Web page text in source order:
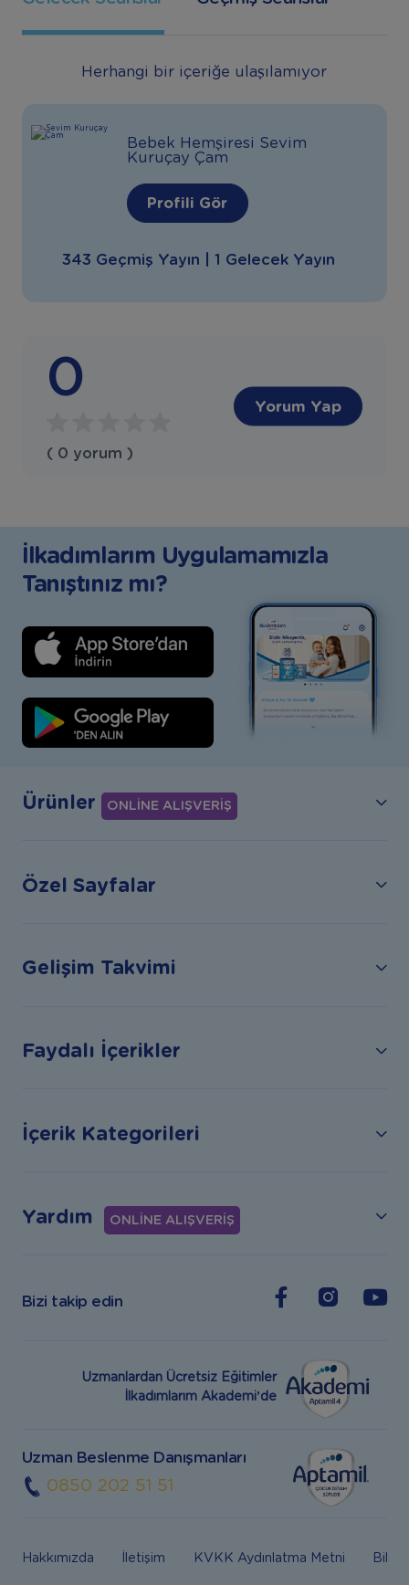
Herhangi bir içeriğe ulaşılamıyor
Bebek Hemşiresi Sevim
Kuruçay Çam
Profili Gör
343 Geçmiş Yayın | 1 Gelecek Yayın
0
( 0 yorum )
Yorum Yap
İlkadımlarım Uygulamamızla
Tanıştınız mı?
Ürünler ONLİNE ALIŞVERİŞ
Özel Sayfalar
Gelişim Takvimi
Faydalı İçerikler
İçerik Kategorileri
Yardım ONLİNE ALIŞVERİŞ
Bizi takip edin
Uzmanlardan Ücretsiz Eğitimler
İlkadımlarım Akademi’de
Uzman Beslenme Danışmanları
0850 202 51 51
Hakkımızda İletişim KVKK Aydınlatma Metni Bilgi